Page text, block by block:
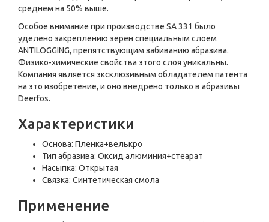
среднем на 50% выше.
Особое внимание при производстве SA 331 было
уделено закреплению зерен специаль­ным слоем
ANTILOGGING, препятствующим забиванию абразива.
Физико-химические свойства этого слоя уникальны.
Компания является эксклюзивным обладателем патента
на это изобретение, и оно внедрено только в абразивы
Deerfos.
Характеристики
Основа: Пленка+велькро
Тип абразива: Оксид алюминия+стеарат
Насыпка: Открытая
Связка: Синтетическая смола
Применение